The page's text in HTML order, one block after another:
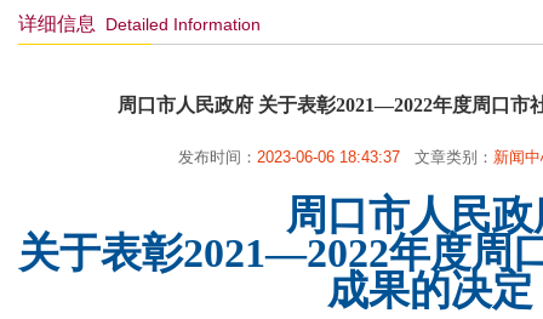
详细信息 Detailed Information
周口市人民政府 关于表彰2021—2022年度周口市
发布时间： 2023-06-06 18:43:37文章类别： 新闻
周口市人民政
关于表彰2021—2022年度周
成果的决定